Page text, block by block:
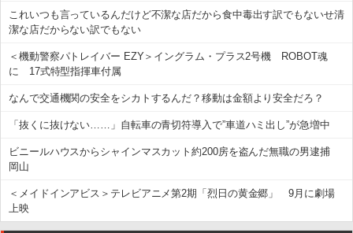
これいつも言っているんだけど不潔な店だから食中毒出す訳でもないせ清
潔な店だからない訳でもない
＜機動警察パトレイバー EZY＞イングラム・プラス2号機 ROBOT魂
に 17式特型指揮車付属
なんで交通機関の安全をシカトするんだ？移動は金額より安全だろ？
「抜くに抜けない……」自転車の青切符導入で”車道ハミ出し”が急増中
ビニールハウスからシャインマスカット約200房を盗んだ無職の男逮捕
岡山
＜メイドインアビス＞テレビアニメ第2期「烈日の黄金郷」 9月に劇場
上映